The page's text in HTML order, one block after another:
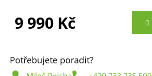
9 990 Kč
Potřebujete poradit?
e
m